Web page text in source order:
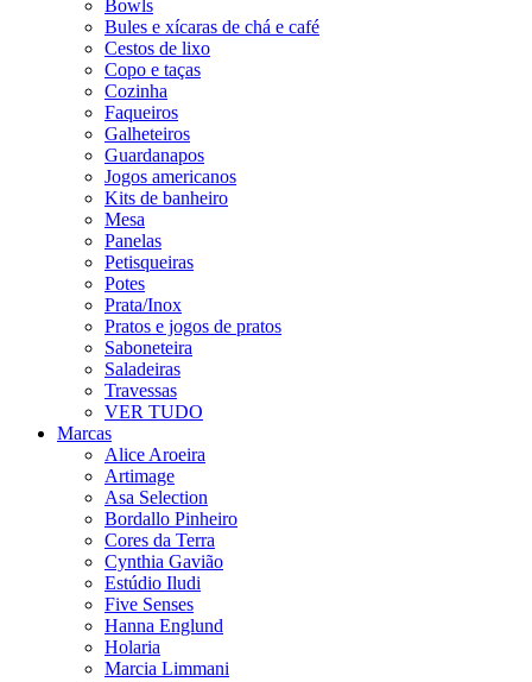
Bowls
Bules e xícaras de chá e café
Cestos de lixo
Copo e taças
Cozinha
Faqueiros
Galheteiros
Guardanapos
Jogos americanos
Kits de banheiro
Mesa
Panelas
Petisqueiras
Potes
Prata/Inox
Pratos e jogos de pratos
Saboneteira
Saladeiras
Travessas
VER TUDO
Marcas
Alice Aroeira
Artimage
Asa Selection
Bordallo Pinheiro
Cores da Terra
Cynthia Gavião
Estúdio Iludi
Five Senses
Hanna Englund
Holaria
Marcia Limmani